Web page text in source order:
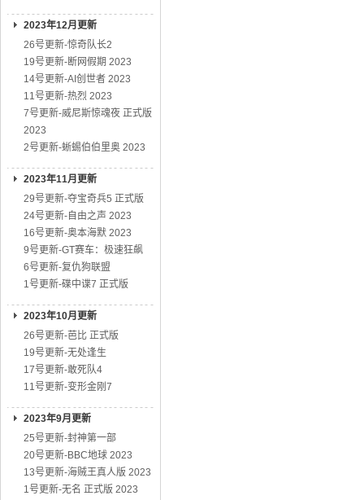
2023年12月更新
26号更新-惊奇队长2
19号更新-断网假期 2023
14号更新-AI创世者 2023
11号更新-热烈 2023
7号更新-威尼斯惊魂夜 正式版
2023
2号更新-蜥蜴伯伯里奥 2023
2023年11月更新
29号更新-夺宝奇兵5 正式版
24号更新-自由之声 2023
16号更新-奥本海默 2023
9号更新-GT赛车：极速狂飙
6号更新-复仇狗联盟
1号更新-碟中谍7 正式版
2023年10月更新
26号更新-芭比 正式版
19号更新-无处逢生
17号更新-敢死队4
11号更新-变形金刚7
2023年9月更新
25号更新-封神第一部
20号更新-BBC地球 2023
13号更新-海贼王真人版 2023
1号更新-无名 正式版 2023